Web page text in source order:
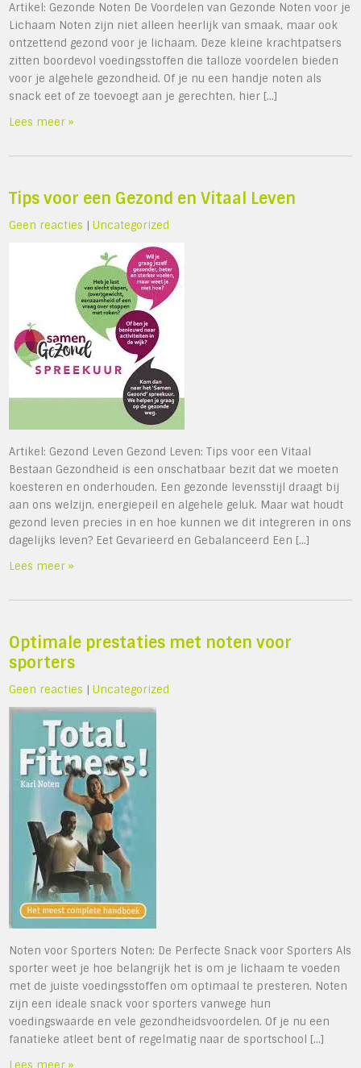
Artikel: Gezonde Noten De Voordelen van Gezonde Noten voor je
Lichaam Noten zijn niet alleen heerlijk van smaak, maar ook
ontzettend gezond voor je lichaam. Deze kleine krachtpatsers
zitten boordevol voedingsstoffen die talloze voordelen bieden
voor je algehele gezondheid. Of je nu een handje noten als
snack eet of ze toevoegt aan je gerechten, hier […]
Lees meer »
Tips voor een Gezond en Vitaal Leven
Geen reacties |Uncategorized
Artikel: Gezond Leven Gezond Leven: Tips voor een Vitaal
Bestaan Gezondheid is een onschatbaar bezit dat we moeten
koesteren en onderhouden. Een gezonde levensstijl draagt bij
aan ons welzijn, energiepeil en algehele geluk. Maar wat houdt
gezond leven precies in en hoe kunnen we dit integreren in ons
dagelijks leven? Eet Gevarieerd en Gebalanceerd Een […]
Lees meer »
Optimale prestaties met noten voor
sporters
Geen reacties |Uncategorized
Noten voor Sporters Noten: De Perfecte Snack voor Sporters Als
sporter weet je hoe belangrijk het is om je lichaam te voeden
met de juiste voedingsstoffen om optimaal te presteren. Noten
zijn een ideale snack voor sporters vanwege hun
voedingswaarde en vele gezondheidsvoordelen. Of je nu een
fanatieke atleet bent of regelmatig naar de sportschool […]
Lees meer »